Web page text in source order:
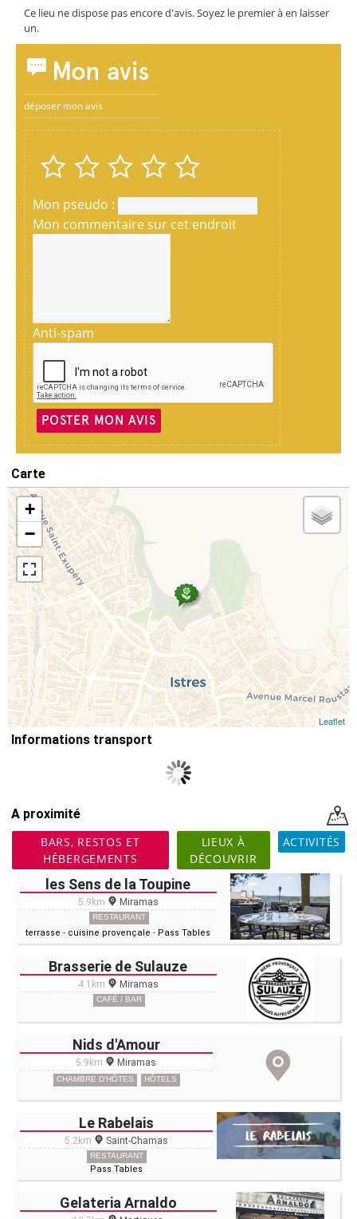
Ce lieu ne dispose pas encore d'avis. Soyez le premier à en laisser
un.
Mon avis
déposer mon avis
Mon pseudo :
Mon commentaire sur cet endroit
Anti-spam
POSTER MON AVIS
Carte
+
−
Leaflet
Informations transport
A proximité
BARS, RESTOS ET
HÉBERGEMENTS
LIEUX À
DÉCOUVRIR
ACTIVITÉS
les Sens de la Toupine
5.9km Miramas
RESTAURANT
terrasse - cuisine provençale - Pass Tables
Brasserie de Sulauze
4.1km Miramas
CAFÉ / BAR
Nids d'Amour
5.9km Miramas
CHAMBRE D'HÔTES HÔTELS
Le Rabelais
5.2km Saint-Chamas
RESTAURANT
Pass Tables
Gelateria Arnaldo